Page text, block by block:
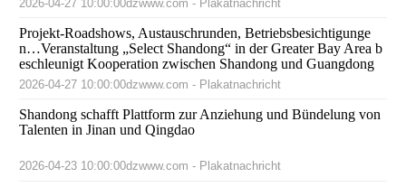
2026-04-27 10:00:00dzwww.com - Plakatnachricht
Projekt-Roadshows, Austauschrunden, Betriebsbesichtigunge
n…Veranstaltung „Select Shandong“ in der Greater Bay Area b
eschleunigt Kooperation zwischen Shandong und Guangdong
2026-04-27 10:00:00dzwww.com - Plakatnachricht
Shandong schafft Plattform zur Anziehung und Bündelung von
Talenten in Jinan und Qingdao
2026-04-23 10:00:00dzwww.com - Plakatnachricht